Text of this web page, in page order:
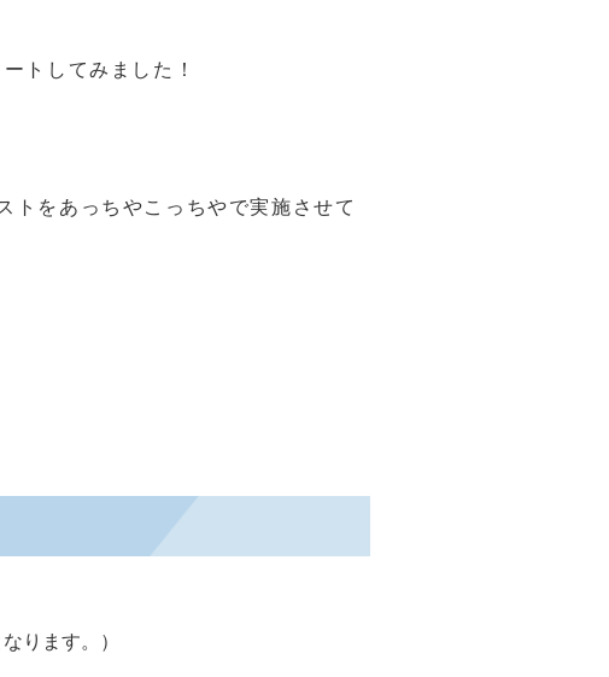
トしてみました！
トをあっちやこっちやで実施させて
ります。）